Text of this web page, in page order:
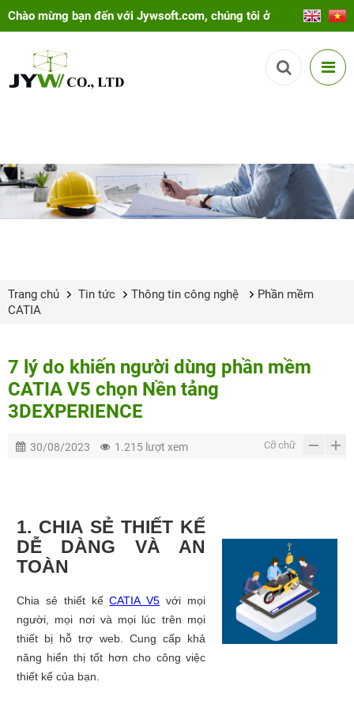
Chào mừng bạn đến với Jywsoft.com, chúng tôi ở
đây để giúp bạn!
Trang chủ Tin tức Thông tin công nghệ
Phần mềm
CATIA
7 lý do khiến người dùng phần mềm
CATIA V5 chọn Nền tảng
3DEXPERIENCE
30/08/2023 1.215 lượt xem Cỡ chữ
1. CHIA SẺ THIẾT KẾ
DỄ DÀNG VÀ AN
TOÀN
Chia sẻ thiết kếCATIA V5 với mọi
người, mọi nơi và mọi lúc trên mọi
thiết bị hỗ trợ web. Cung cấp khả
năng hiển thị tốt hơn cho công việc
thiết kế của bạn.